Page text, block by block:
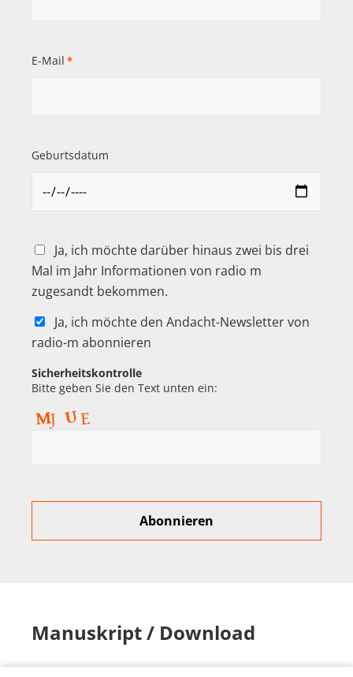
E-Mail *
Geburtsdatum
Ja, ich möchte darüber hinaus zwei bis drei
Mal im Jahr Informationen von radio m
zugesandt bekommen.
Ja, ich möchte den Andacht-Newsletter von
radio-m abonnieren
Sicherheitskontrolle
Bitte geben Sie den Text unten ein:
Manuskript / Download